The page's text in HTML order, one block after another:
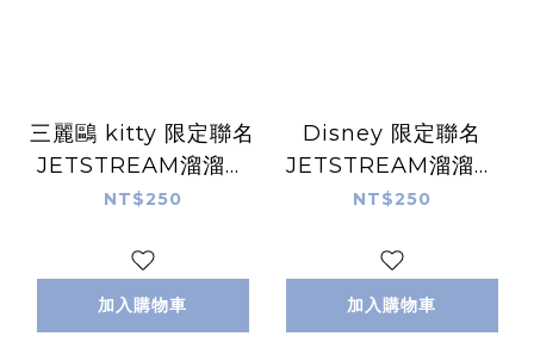
三麗鷗 kitty 限定聯名
JETSTREAM溜溜筆
三色原子筆 0.5油性｜
NT$250
加入購物車
Disney 限定聯名
JETSTREAM溜溜筆
三色原子筆 0.5油性｜
NT$250
加入購物車